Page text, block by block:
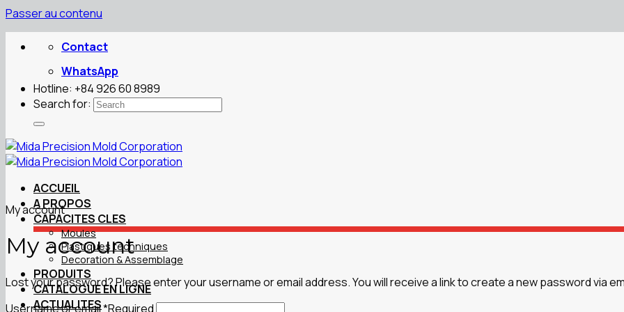
Passer au contenu
Contact
WhatsApp
Hotline: +84 926 60 8989
Search for:
ACCUEIL
A PROPOS
CAPACITES CLES
Moules
Plastiques techniques
Decoration & Assemblage
PRODUITS
CATALOGUE EN LIGNE
ACTUALITES
My account
My account
Lost your password? Please enter your username or email address. You will receive a link to create a new password via
Username or email*Required